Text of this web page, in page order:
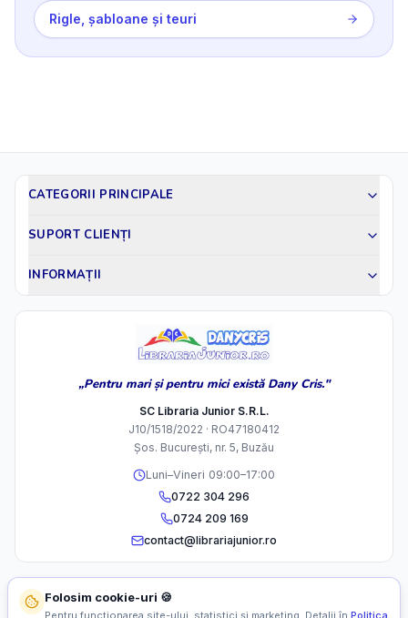
Rigle, șabloane și teuri
CATEGORII PRINCIPALE
SUPORT CLIENȚI
INFORMAȚII
„Pentru mari și pentru mici există Dany Cris."
SC Libraria Junior S.R.L.
J10/1518/2022 · RO47180412
Șos. București, nr. 5, Buzău
Luni–Vineri 09:00–17:00
0722 304 296
0724 209 169
contact@librariajunior.ro
Folosim cookie-uri 🍪
Pentru funcționarea site-ului, statistici și marketing. Detalii în Politica